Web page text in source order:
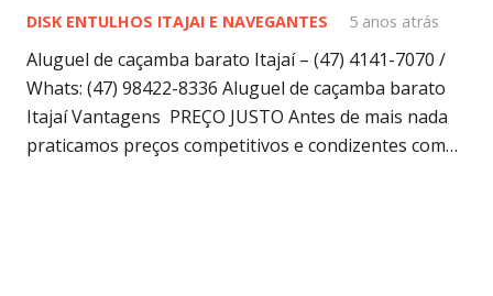
DISK ENTULHOS ITAJAI E NAVEGANTES 5 anos atrás
Aluguel de caçamba barato Itajaí – (47) 4141-7070 /
Whats: (47) 98422-8336 Aluguel de caçamba barato
Itajaí Vantagens PREÇO JUSTO Antes de mais nada
praticamos preços competitivos e condizentes com…